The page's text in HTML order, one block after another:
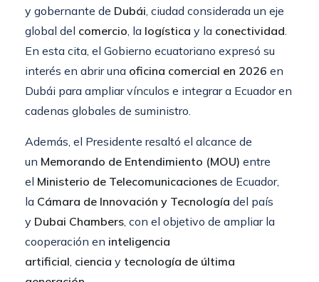
y gobernante de Dubái, ciudad considerada un eje
global del comercio, la logística y la conectividad.
En esta cita, el Gobierno ecuatoriano expresó su
interés en abrir una oficina comercial en 2026 en
Dubái para ampliar vínculos e integrar a Ecuador en
cadenas globales de suministro.
Además, el Presidente resaltó el alcance de
un Memorando de Entendimiento (MOU) entre
el Ministerio de Telecomunicaciones de Ecuador,
la Cámara de Innovación y Tecnología del país
y Dubai Chambers, con el objetivo de ampliar la
cooperación en inteligencia
artificial, ciencia y tecnología de última